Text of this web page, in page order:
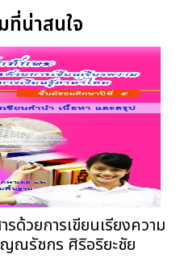
ที่น่าสนใจ
ด้วยการเขียนเรียงความ
ณรัชกร ศิริอริยะชัย